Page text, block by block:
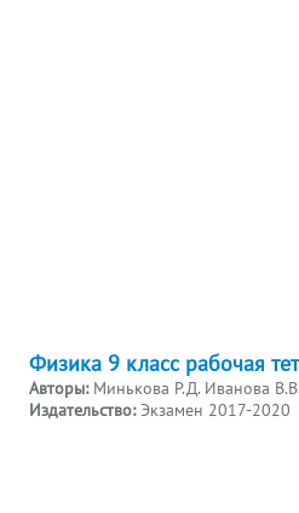
Физика 9 класс рабочая
Авторы: Минькова Р.Д. Иванова В.В.
Издательство:Экзамен 2017-2020